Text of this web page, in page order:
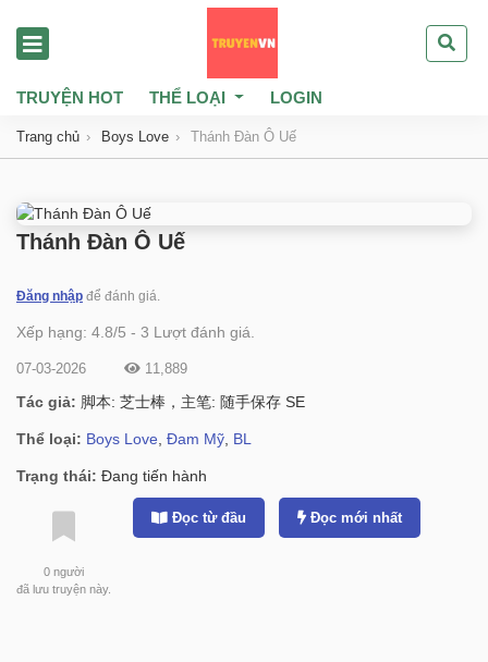
TRUYỆN HOT THỂ LOẠI LOGIN
Trang chủ Boys Love Thánh Đàn Ô Uế
Thánh Đàn Ô Uế
Đăng nhập để đánh giá.
Xếp hạng: 4.8/5 - 3 Lượt đánh giá.
07-03-2026 11,889
Tác giả: 脚本: 芝士棒，主笔: 随手保存 SE
Thể loại: Boys Love Đam Mỹ BL
Trạng thái: Đang tiến hành
0 người
đã lưu truyện này.
Đọc từ đầu Đọc mới nhất